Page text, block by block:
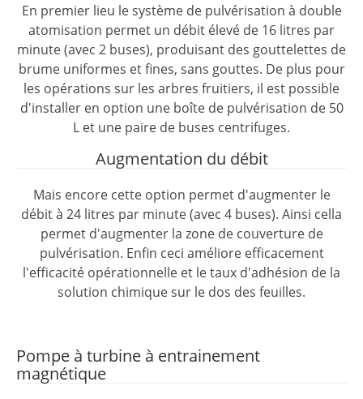
En premier lieu le système de pulvérisation à double
atomisation permet un débit élevé de 16 litres par
minute (avec 2 buses), produisant des gouttelettes de
brume uniformes et fines, sans gouttes. De plus pour
les opérations sur les arbres fruitiers, il est possible
d'installer en option une boîte de pulvérisation de 50
L et une paire de buses centrifuges.
Augmentation du débit
Mais encore cette option permet d'augmenter le
débit à 24 litres par minute (avec 4 buses). Ainsi cella
permet d'augmenter la zone de couverture de
pulvérisation. Enfin ceci améliore efficacement
l'efficacité opérationnelle et le taux d'adhésion de la
solution chimique sur le dos des feuilles.
Pompe à turbine à entrainement
magnétique